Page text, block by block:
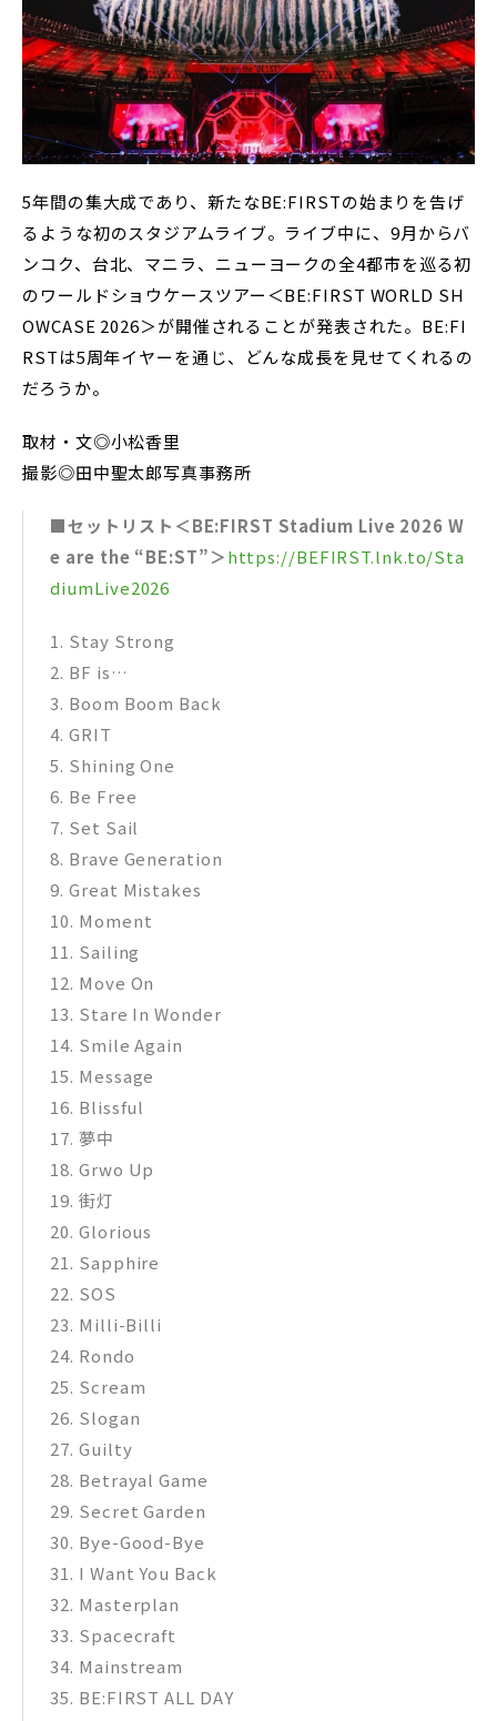
5年間の集大成であり、新たなBE:FIRSTの始まりを告げ
るような初のスタジアムライブ。ライブ中に、9月からバ
ンコク、台北、マニラ、ニューヨークの全4都市を巡る初
のワールドショウケースツアー＜BE:FIRST WORLD SH
OWCASE 2026＞が開催されることが発表された。BE:FI
RSTは5周年イヤーを通じ、どんな成長を見せてくれるの
だろうか。
取材・文◎小松香里
撮影◎田中聖太郎写真事務所
■セットリスト＜BE:FIRST Stadium Live 2026 W
e are the “BE:ST”＞https://BEFIRST.lnk.to/Sta
diumLive2026
1​. Stay Strong
2​. BF is…
3​. Boom Boom Back
4​. GRIT
5​. Shining One
6​. Be Free
7​. Set Sail
8​. Brave Generation
9​. Great Mistakes
10​. Moment
11​. Sailing
12​. Move On
13​. Stare In Wonder
14​. Smile Again
15​. Message
16​. Blissful
17​. 夢中
18​. Grwo Up
19​. 街灯
20​. Glorious
21​. Sapphire
22​. SOS
23​. Milli-Billi
24​. Rondo
25​. Scream
26​. Slogan
27​. Guilty
28​. Betrayal Game
29​. Secret Garden
30​. Bye-Good-Bye
31​. I Want You Back
32​. Masterplan
33​. Spacecraft
34​. Mainstream
35​. BE:FIRST ALL DAY